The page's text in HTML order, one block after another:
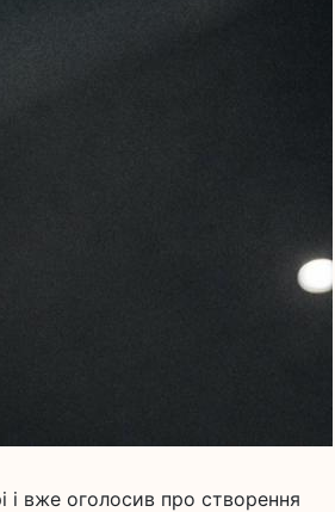
вже оголосив про створення